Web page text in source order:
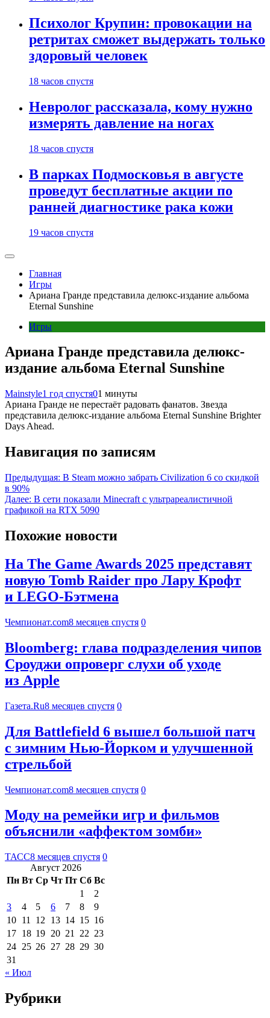
Психолог Крупин: провокации на
ретритах сможет выдержать только
здоровый человек
18 часов спустя
Невролог рассказала, кому нужно
измерять давление на ногах
18 часов спустя
В парках Подмосковья в августе
проведут бесплатные акции по
ранней диагностике рака кожи
19 часов спустя
Главная
Игры
Ариана Гранде представила делюкс-издание альбома
Eternal Sunshine
Игры
Ариана Гранде представила делюкс-
издание альбома Eternal Sunshine
Mainstyle1 год спустя01 минуты
Ариана Гранде не перестаёт радовать фанатов. Звезда
представила делюкс-издание альбома Eternal Sunshine Brighter
Days Ahead.
Навигация по записям
Предыдущая: В Steam можно забрать Civilization 6 со скидкой
в 90%
Далее: В сети показали Minecraft с ультрареалистичной
графикой на RTX 5090
Похожие новости
На The Game Awards 2025 представят
новую Tomb Raider про Лару Крофт
и LEGO-Бэтмена
Чемпионат.com8 месяцев спустя 0
Bloomberg: глава подразделения чипов
Сроуджи опроверг слухи об уходе
из Apple
Газета.Ru8 месяцев спустя 0
Для Battlefield 6 вышел большой патч
с зимним Нью-Йорком и улучшенной
стрельбой
Чемпионат.com8 месяцев спустя 0
Моду на ремейки игр и фильмов
объяснили «аффектом зомби»
ТАСС8 месяцев спустя 0
Август 2026
Пн Вт Ср Чт Пт Сб Вс
1
2
3
4 5 6 7 8
9
10 11 12 13 14 15 16
17 18 19 20 21 22 23
24 25 26 27 28 29 30
31
« Июл
Рубрики